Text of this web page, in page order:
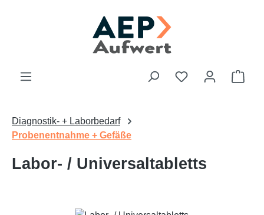
Du hast 0
Diagnostik- + Laborbedarf
Probenentnahme + Gefäße
Labor- / Universaltabletts